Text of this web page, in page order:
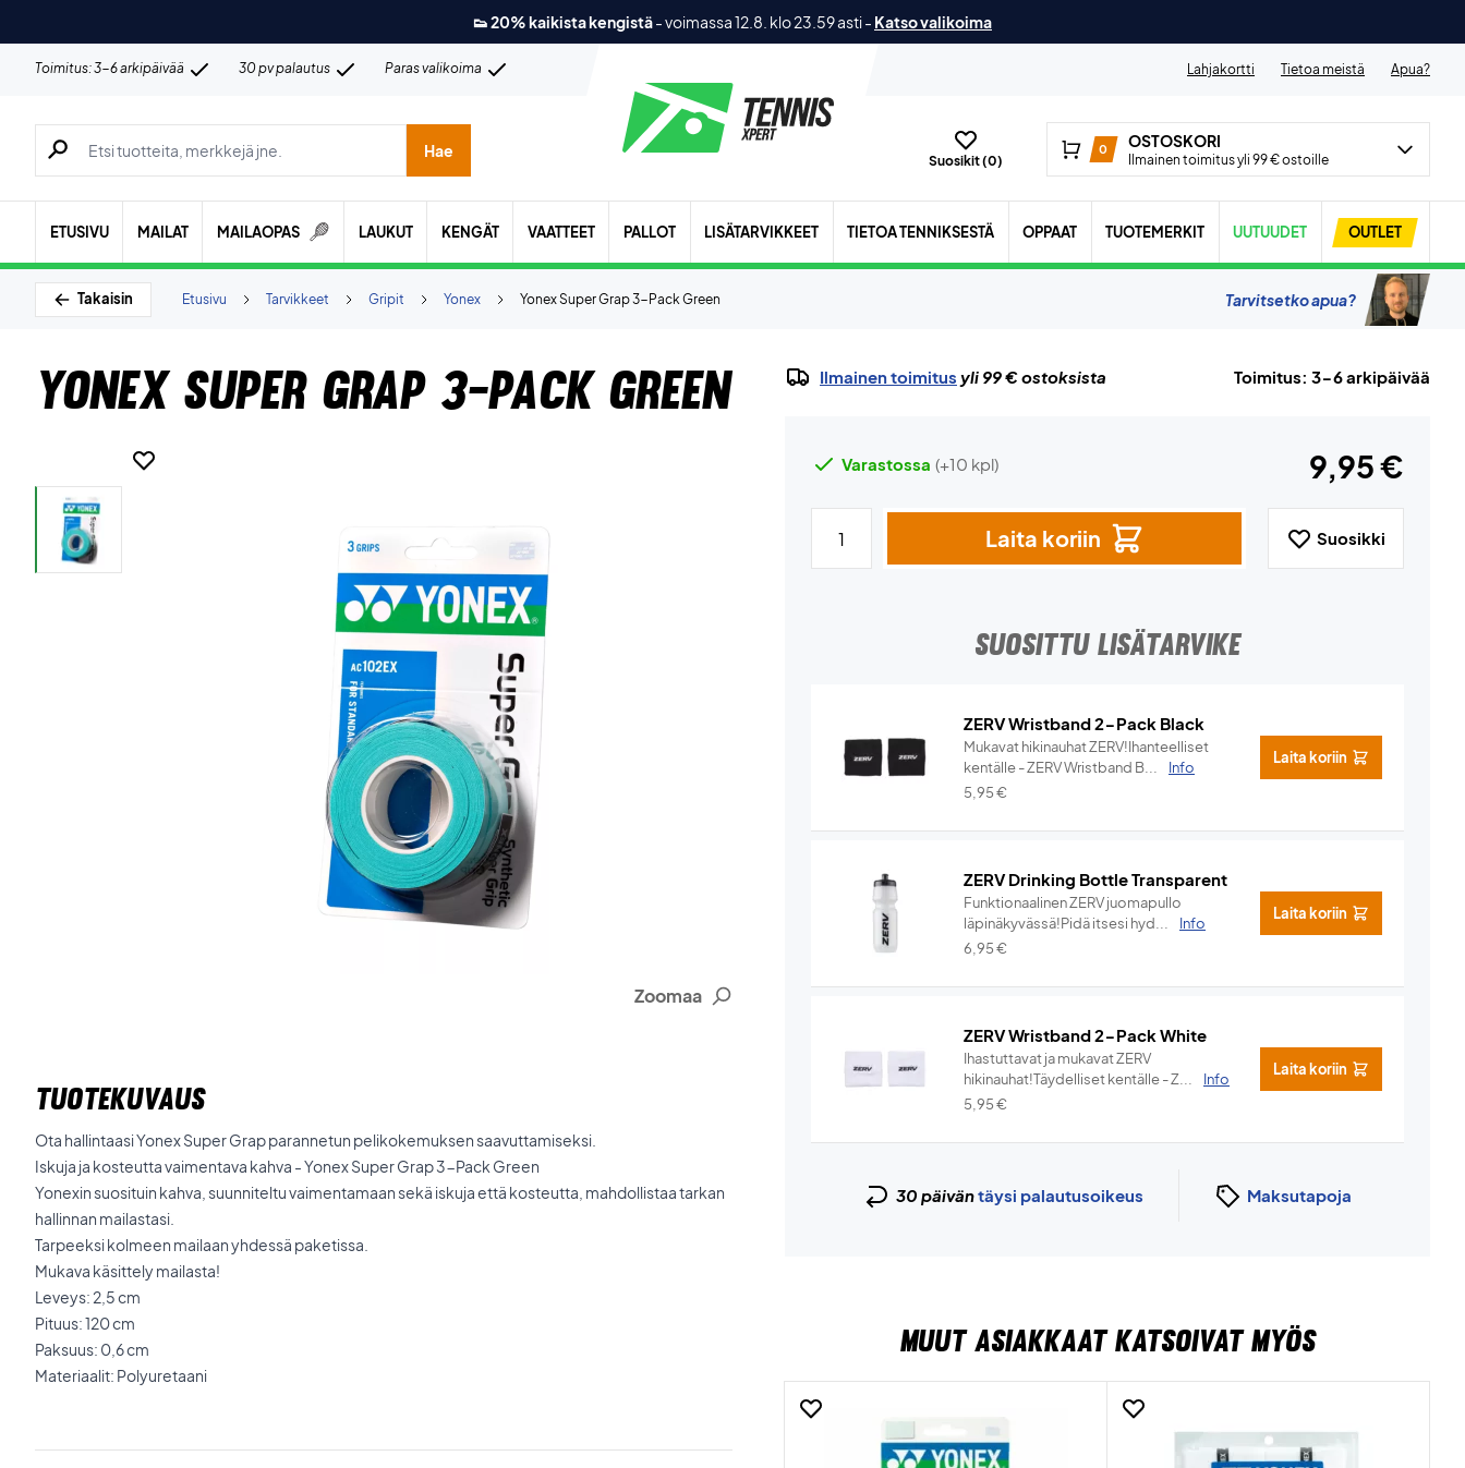
👟 20% kaikista kengistä-voimassa 12.8. klo 23.59 asti- Katso valikoima
Toimitus: 3-6 arkipäivää 30 pv palautus Paras valikoima Lahjakortti Tietoa meistä Apua?
Hae tuotteita, merkkejä jne.
Hae
Suosikit (0)
0 OSTOSKORI
Ilmainen toimitus yli 99 € ostoille
ETUSIVU MAILAT MAILAOPAS LAUKUT KENGÄT VAATTEET PALLOT LISÄTARVIKKEET TIETOA TENNIKSESTÄ OPPAAT TUOTEMERKIT UUTUUDET OUTLET
Takaisin Yonex Super Grap 3-Pack Green
Yonex
Gripit
Tarvikkeet
Etusivu Tarvitsetko apua?
Yonex Super Grap 3-Pack Green
Zoomaa
TUOTEKUVAUS
Ota hallintaasi Yonex Super Grap parannetun pelikokemuksen saavuttamiseksi.
Iskuja ja kosteutta vaimentava kahva - Yonex Super Grap 3-Pack Green
Yonexin suosituin kahva, suunniteltu vaimentamaan sekä iskuja että kosteutta, mahdollistaa tarkan
hallinnan mailastasi.
Tarpeeksi kolmeen mailaan yhdessä paketissa.
Mukava käsittely mailasta!
Leveys: 2,5 cm
Pituus: 120 cm
Paksuus: 0,6 cm
Materiaalit: Polyuretaani
Ilmainen toimitus yli 99 € ostoksista Toimitus: 3-6 arkipäivää
Varastossa (+10 kpl) 9,95 €
Laita koriin Suosikki
SUOSITTU LISÄTARVIKE
ZERV Wristband 2-Pack Black
Mukavat hikinauhat ZERV!Ihanteelliset
kentälle - ZERV Wristband B...
Info
5,95€
Laita koriin
ZERV Drinking Bottle Transparent
Funktionaalinen ZERV juomapullo
läpinäkyvässä!Pidä itsesi hyd...
Info
6,95€
Laita koriin
ZERV Wristband 2-Pack White
Ihastuttavat ja mukavat ZERV
hikinauhat!Täydelliset kentälle - Z...
Info
5,95€
Laita koriin
30 päiväntäysi palautusoikeus Maksutapoja
MUUT ASIAKKAAT KATSOIVAT MYÖS